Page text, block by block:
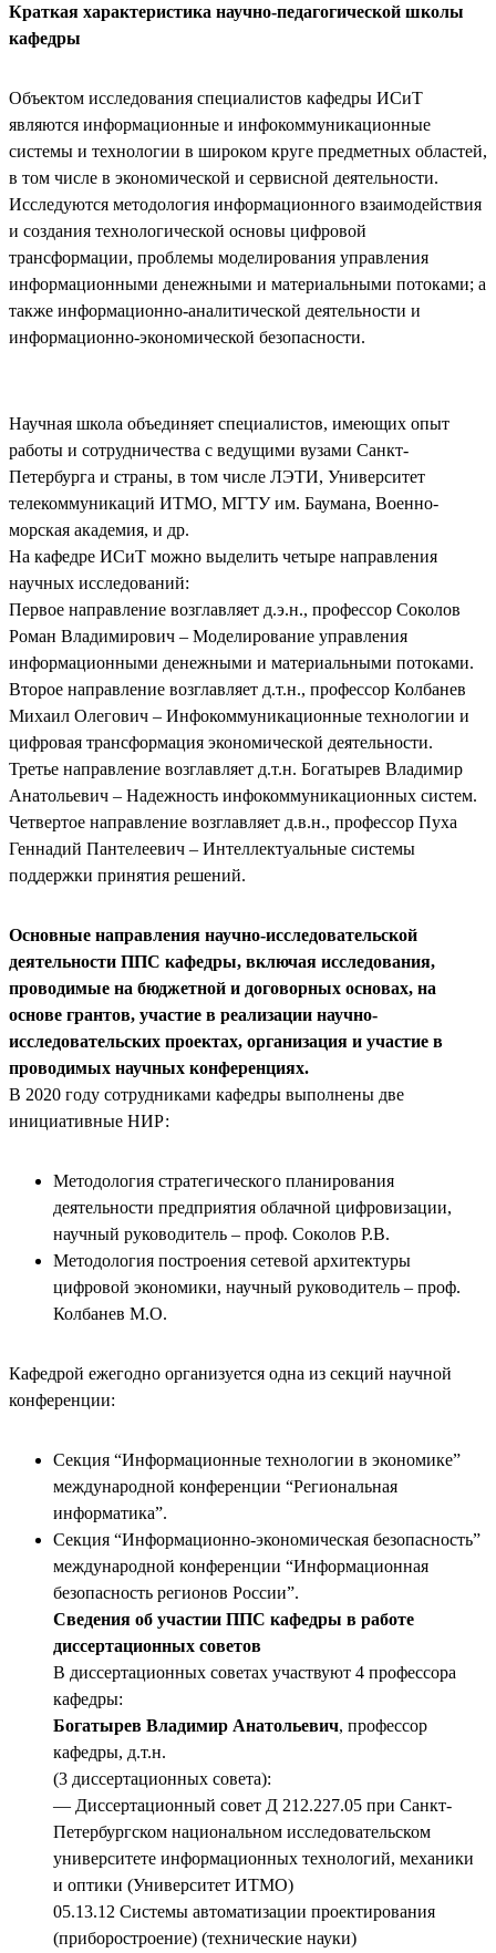
Краткая характеристика научно-педагогической школы
кафедры
Объектом исследования специалистов кафедры ИСиТ
являются информационные и инфокоммуникационные
системы и технологии в широком круге предметных областей,
в том числе в экономической и сервисной деятельности.
Исследуются методология информационного взаимодействия
и создания технологической основы цифровой
трансформации, проблемы моделирования управления
информационными денежными и материальными потоками; а
также информационно-аналитической деятельности и
информационно-экономической безопасности.
Научная школа объединяет специалистов, имеющих опыт
работы и сотрудничества с ведущими вузами Санкт-
Петербурга и страны, в том числе ЛЭТИ, Университет
телекоммуникаций ИТМО, МГТУ им. Баумана, Военно-
морская академия, и др.
На кафедре ИСиТ можно выделить четыре направления
научных исследований:
Первое направление возглавляет д.э.н., профессор Соколов
Роман Владимирович – Моделирование управления
информационными денежными и материальными потоками.
Второе направление возглавляет д.т.н., профессор Колбанев
Михаил Олегович – Инфокоммуникационные технологии и
цифровая трансформация экономической деятельности.
Третье направление возглавляет д.т.н. Богатырев Владимир
Анатольевич – Надежность инфокоммуникационных систем.
Четвертое направление возглавляет д.в.н., профессор Пуха
Геннадий Пантелеевич – Интеллектуальные системы
поддержки принятия решений.
Основные направления научно-исследовательской
деятельности ППС кафедры, включая исследования,
проводимые на бюджетной и договорных основах, на
основе грантов, участие в реализации научно-
исследовательских проектах, организация и участие в
проводимых научных конференциях.
В 2020 году сотрудниками кафедры выполнены две
инициативные НИР:
Методология стратегического планирования
деятельности предприятия облачной цифровизации,
научный руководитель – проф. Соколов Р.В.
Методология построения сетевой архитектуры
цифровой экономики, научный руководитель – проф.
Колбанев М.О.
Кафедрой ежегодно организуется одна из секций научной
конференции:
Секция “Информационные технологии в экономике”
международной конференции “Региональная
информатика”.
Секция “Информационно-экономическая безопасность”
международной конференции “Информационная
безопасность регионов России”.
Сведения об участии ППС кафедры в работе
диссертационных советов
В диссертационных советах участвуют 4 профессора
кафедры:
Богатырев Владимир Анатольевич, профессор
кафедры, д.т.н.
(3 диссертационных совета):
— Диссертационный совет Д 212.227.05 при Санкт-
Петербургском национальном исследовательском
университете информационных технологий, механики
и оптики (Университет ИТМО)
05.13.12 Системы автоматизации проектирования
(приборостроение) (технические науки)